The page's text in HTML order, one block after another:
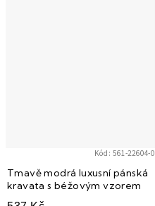
Tmavě modrá luxusní pánská
kravata s béžovým vzorem
Kód:561-22604-0